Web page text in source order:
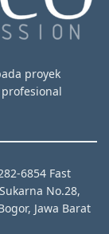
proyek
6854 Fast
No.28,
Jawa Barat